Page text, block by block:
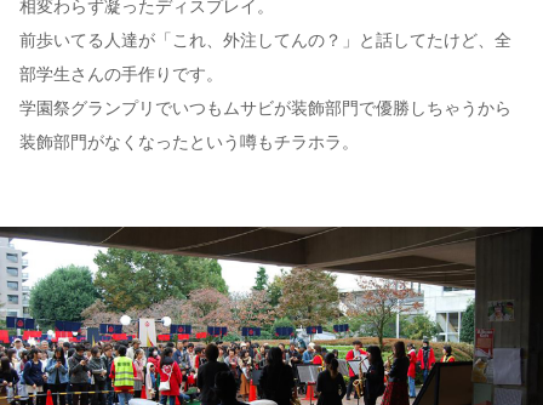
相変わらず凝ったディスプレイ。
前歩いてる人達が「これ、外注してんの？」と話してたけど、全
部学生さんの手作りです。
学園祭グランプリでいつもムサビが装飾部門で優勝しちゃうから
装飾部門がなくなったという噂もチラホラ。